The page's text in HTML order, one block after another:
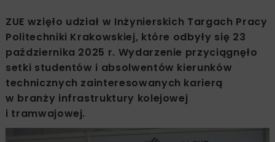
ZUE wzięło udział w Inżynierskich Targach Pracy
Politechniki Krakowskiej, które odbyły się 23
października 2025 r. Wydarzenie przyciągnęło
setki studentów i absolwentów kierunków
technicznych zainteresowanych karierą
w branży infrastruktury kolejowej
i tramwajowej.